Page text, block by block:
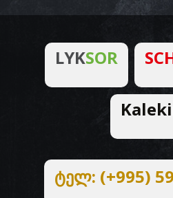
LYKSOR
ტელ: (+995)